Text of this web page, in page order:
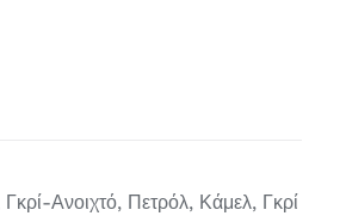
Ανοιχτό, Πετρόλ, Κάμελ, Γκρί